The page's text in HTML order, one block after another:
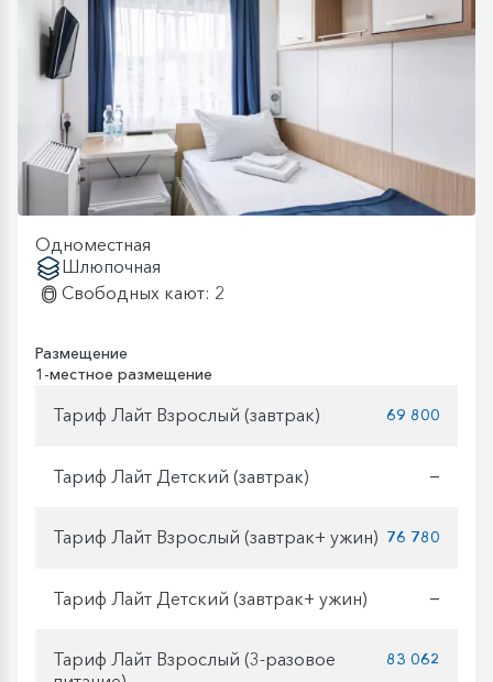
Одноместная
Шлюпочная
Свободных кают: 2
Размещение
1-местное размещение
Тариф Лайт Взрослый (завтрак) 69 800
Тариф Лайт Детский (завтрак) —
Тариф Лайт Взрослый (завтрак+ ужин) 76 780
Тариф Лайт Детский (завтрак+ ужин) —
Тариф Лайт Взрослый (3-разовое
83 062